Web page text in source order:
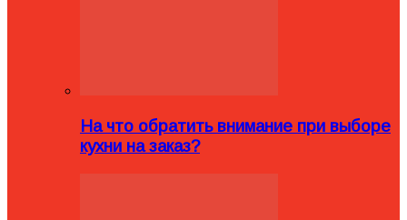
На что обратить внимание при выборе
кухни на заказ?